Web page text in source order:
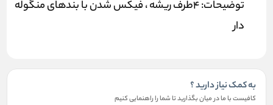
توضیحات: ۴طرف ریشه ، فیکس شدن با بندهای منگوله
دار
به کمک نیاز دارید ؟
کافیست با ما در میان بگذارید تا شما را راهنمایی کنیم